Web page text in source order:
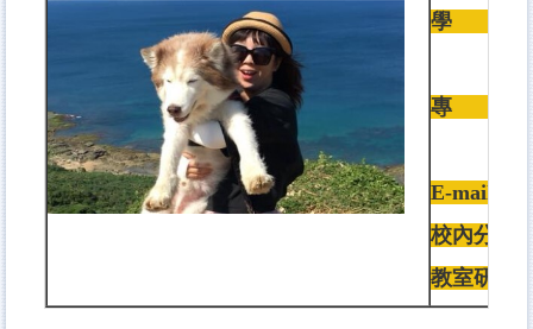
學 歷
專 長
E-mail
校內分機
教室研究